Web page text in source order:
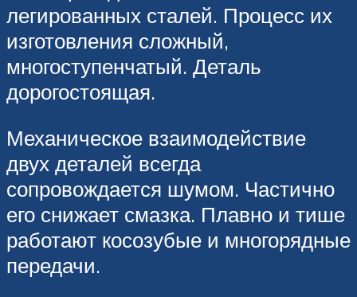
легированных сталей. Процесс их
изготовления сложный,
многоступенчатый. Деталь
дорогостоящая.
Механическое взаимодействие
двух деталей всегда
сопровождается шумом. Частично
его снижает смазка. Плавно и тише
работают косозубые и многорядные
передачи.